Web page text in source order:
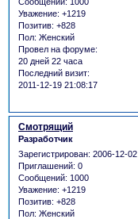
Уважение: +1219
Позитив: +828
Пол: Женский
Провел на форуме:
20 дней 22 часа
Последний визит:
2011-12-19 21:08:17
Смотрящий
Разработчик
Зарегистрирован: 2006-12-02
Приглашений: 0
Сообщений: 1000
Уважение: +1219
Позитив: +828
Пол: Женский